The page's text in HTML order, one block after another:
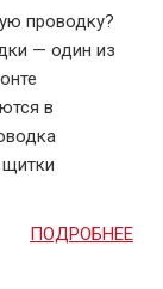
проводку?
— один из
в
щитки
ПОДРОБНЕЕ